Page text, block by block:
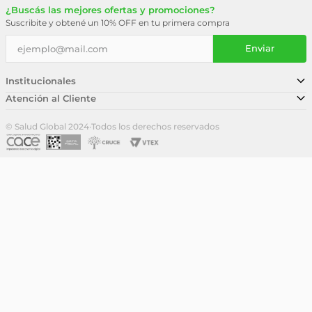
¿Buscás las mejores ofertas y promociones?
Suscribite y obtené un 10% OFF en tu primera compra
Enviar
Institucionales
Conocé nuestra historia
Trabajá con nosotros
Atención al Cliente
© Salud Global 2024·Todos los derechos reservados